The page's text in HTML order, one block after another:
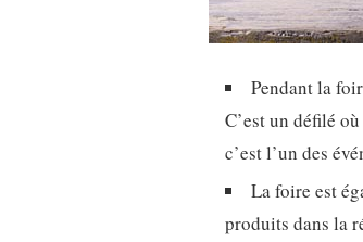
Pendant la
C’est un défilé
c’est l’un des
La foire est
produits dans la